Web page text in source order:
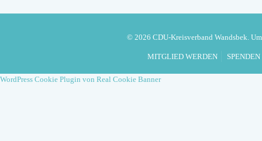
© 2026 CDU-Kreisverband Wandsbek.
MITGLIED WERDEN SPENDEN
WordPress Cookie Plugin von Real Cookie Banner